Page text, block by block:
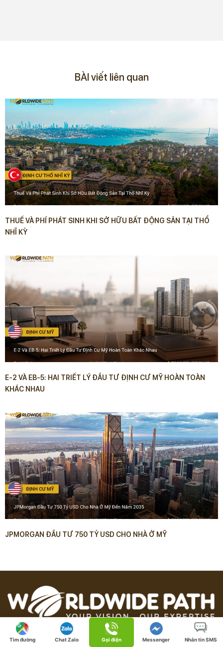
BÀI viết liên quan
THUẾ VÀ PHÍ PHÁT SINH KHI SỞ HỮU BẤT ĐỘNG SẢN TẠI THỔ
NHĨ KỲ
E-2 VÀ EB-5: HAI TRIẾT LÝ ĐẦU TƯ ĐỊNH CƯ MỸ HOÀN TOÀN
KHÁC NHAU
JPMORGAN ĐẦU TƯ 750 TỶ USD CHO NHÀ Ở MỸ
Tư vấn đầu tư định cư toàn cầu - Visa Mỹ - Tư vấn
Tìm đường Chat Zalo Gọi điện Messenger Nhắn tin SMS